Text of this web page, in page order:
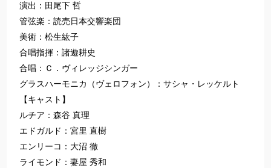
演出：田尾下 哲
管弦楽：読売日本交響楽団
美術：松生紘子
合唱指揮：諸遊耕史
合唱：Ｃ．ヴィレッジシンガー
グラスハーモニカ（ヴェロフォン）：サシャ・レッケルト
【キャスト】
ルチア：森谷 真理
エドガルド：宮里 直樹
エンリーコ：大沼 徹
ライモンド：妻屋 秀和